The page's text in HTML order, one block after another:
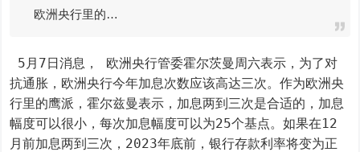
欧洲央行里的…
抗通胀，欧洲央行今年加息次数应该高达三次。作为欧洲央
行里的鹰派，霍尔兹曼表示，加息两到三次是合适的，加息
幅度可以很小，每次加息幅度可以为25个基点。如果在12
月前加息两到三次，2023年底前，银行存款利率将变为正